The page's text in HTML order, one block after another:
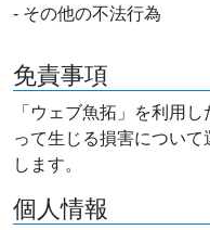
- その他の不法行為
免責事項
「ウェブ魚拓」を利用
って生じる損害につい
します。
個人情報